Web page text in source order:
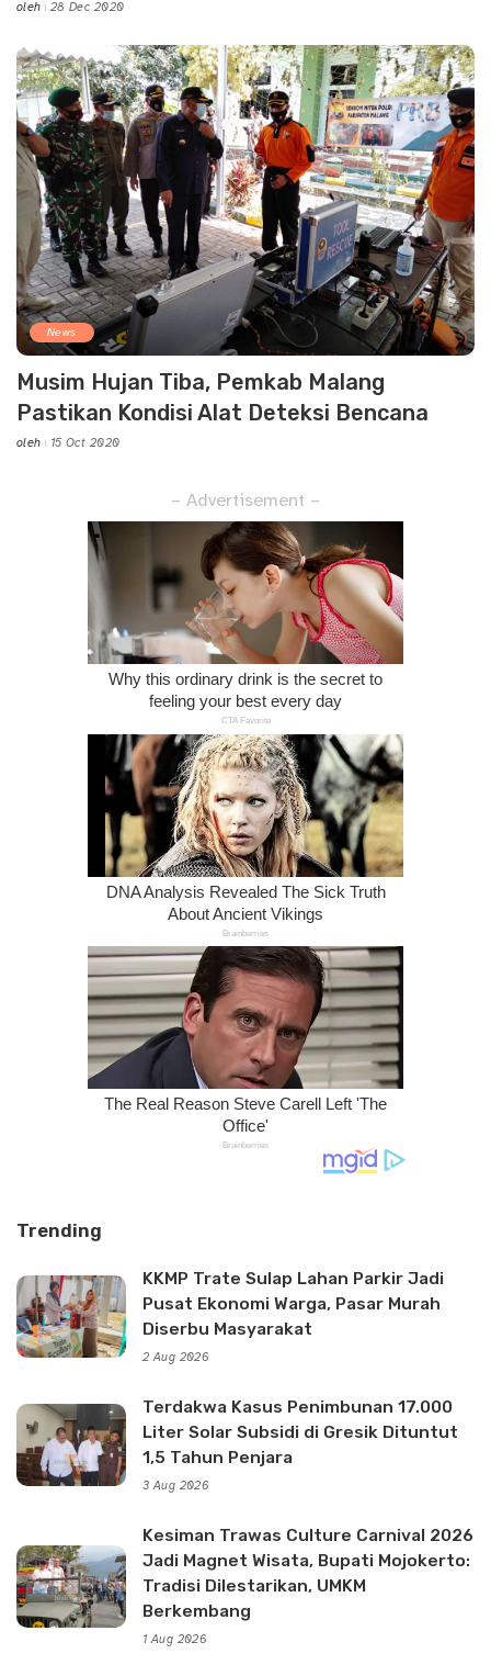
Posted
oleh 28 Dec 2020
News
Musim Hujan Tiba, Pemkab Malang
Pastikan Kondisi Alat Deteksi Bencana
Posted
oleh 15 Oct 2020
– Advertisement –
Trending
KKMP Trate Sulap Lahan Parkir Jadi
Pusat Ekonomi Warga, Pasar Murah
Diserbu Masyarakat
2 Aug 2026
Terdakwa Kasus Penimbunan 17.000
Liter Solar Subsidi di Gresik Dituntut
1,5 Tahun Penjara
3 Aug 2026
Kesiman Trawas Culture Carnival 2026
Jadi Magnet Wisata, Bupati Mojokerto:
Tradisi Dilestarikan, UMKM
Berkembang
1 Aug 2026